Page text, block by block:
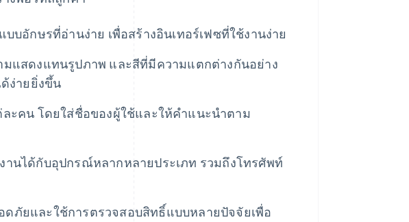
บอักษรที่อ่านง่าย เพื่อสร้างอินเทอร์เฟซที่ใช้งานง่าย
แสดงแทนรูปภาพ และสีที่มีความแตกต่างกันอย่าง
ง่ายยิ่งขึ้น
ะคน โดยใส่ชื่อของผู้ใช้และให้คำแนะนำตาม
นได้กับอุปกรณ์หลากหลายประเภท รวมถึงโทรศัพท์
ภัยและใช้การตรวจสอบสิทธิ์แบบหลายปัจจัยเพื่อ